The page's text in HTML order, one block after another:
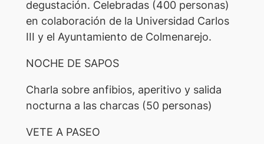
degustación. Celebradas (400 personas)
en colaboración de la Universidad Carlos
III y el Ayuntamiento de Colmenarejo.
NOCHE DE SAPOS
Charla sobre anfibios, aperitivo y salida
nocturna a las charcas (50 personas)
VETE A PASEO